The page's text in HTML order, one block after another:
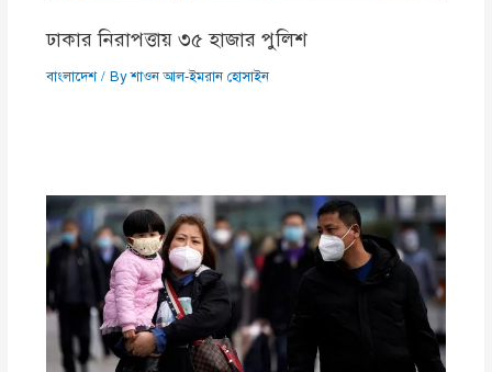
ঢাকার নিরাপত্তায় ৩৫ হাজার পুলিশ
বাংলাদেশ/ Byশাওন আল-ইমরান হোসাইন